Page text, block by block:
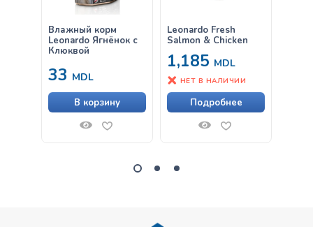
Влажный корм
Leonardo Ягнёнок с
Клюквой
33 MDL
В корзину
Leonardo Fresh
Salmon & Chicken
1,185 MDL
НЕТ В НАЛИЧИИ
Подробнее